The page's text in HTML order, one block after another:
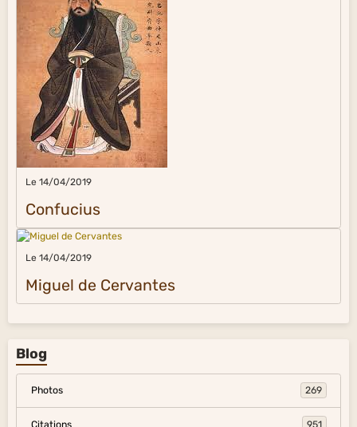
Le 14/04/2019
Confucius
Le 14/04/2019
Miguel de Cervantes
Blog
Photos 269
Citations 951